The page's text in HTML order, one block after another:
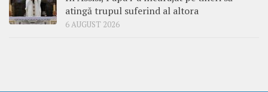
atingă trupul suferind al altora
6 AUGUST 2026